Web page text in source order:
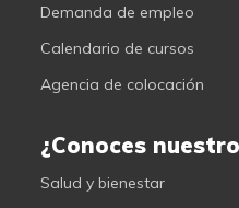
Demanda de empleo
Calendario de cursos
Agencia de colocación
¿Conoces
Salud y bienestar